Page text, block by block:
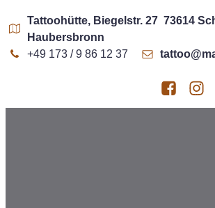
Tattoohütte, Biegelstr. 27 73614
Haubersbronn
+49 173 / 9 86 12 37